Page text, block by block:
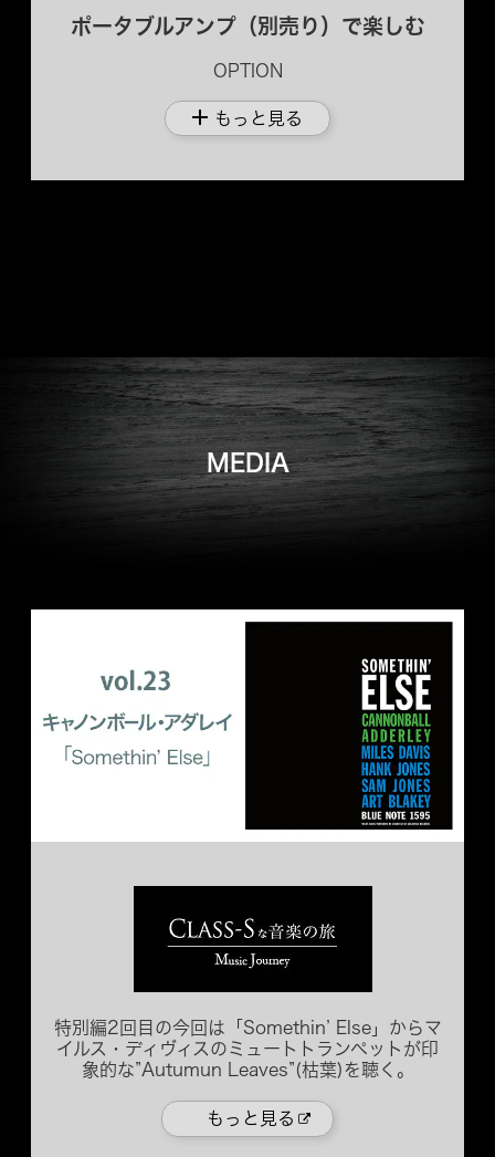
ポータブルアンプ（別売り）で楽しむ
OPTION
add もっと見る
MEDIA
特別編2回目の今回は「Somethin’ Else」からマ
イルス・ディヴィスのミュートトランペットが印
象的な”Autumun Leaves”(枯葉)を聴く。
もっと見る